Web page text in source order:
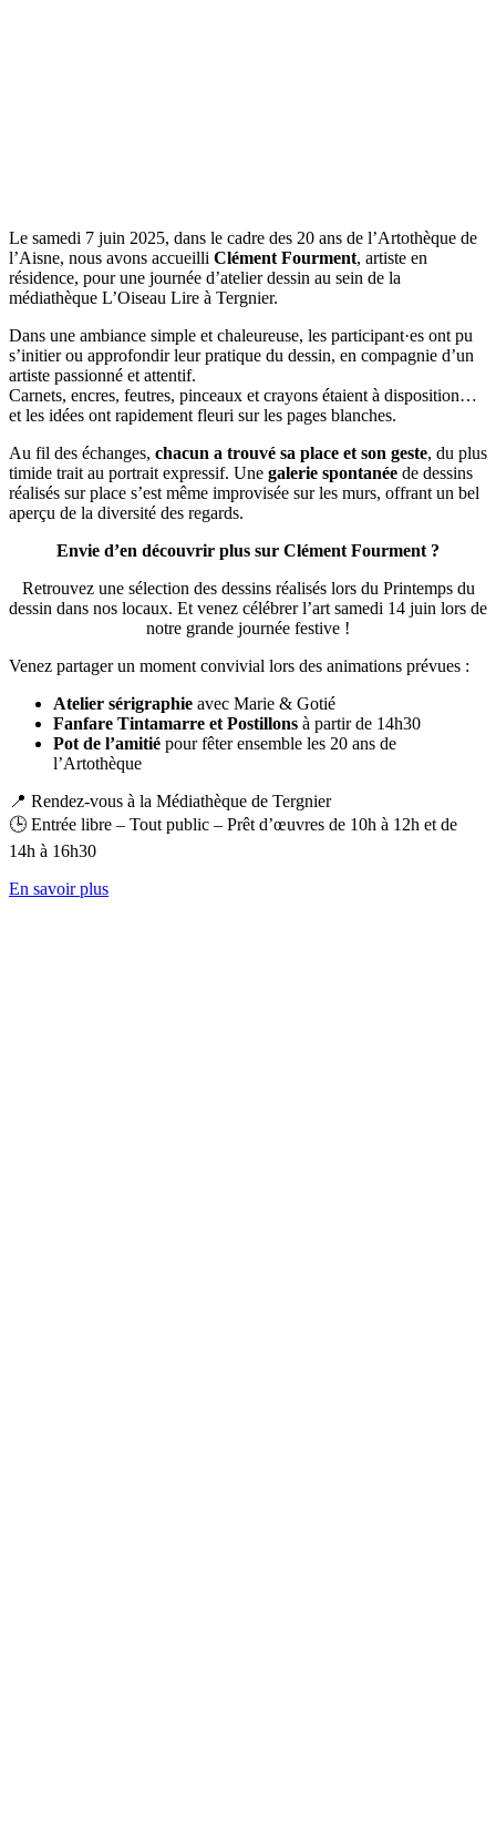
Le samedi 7 juin 2025, dans le cadre des 20 ans de l’Artothèque de
l’Aisne, nous avons accueilli Clément Fourment, artiste en
résidence, pour une journée d’atelier dessin au sein de la
médiathèque L’Oiseau Lire à Tergnier.
Dans une ambiance simple et chaleureuse, les participant·es ont pu
s’initier ou approfondir leur pratique du dessin, en compagnie d’un
artiste passionné et attentif.
Carnets, encres, feutres, pinceaux et crayons étaient à disposition…
et les idées ont rapidement fleuri sur les pages blanches.
Au fil des échanges, chacun a trouvé sa place et son geste, du plus
timide trait au portrait expressif. Une galerie spontanée de dessins
réalisés sur place s’est même improvisée sur les murs, offrant un bel
aperçu de la diversité des regards.
Envie d’en découvrir plus sur Clément Fourment ?
Retrouvez une sélection des dessins réalisés lors du Printemps du
dessin dans nos locaux. Et venez célébrer l’art samedi 14 juin lors de
notre grande journée festive !
Venez partager un moment convivial lors des animations prévues :
Atelier sérigraphie avec Marie & Gotié
Fanfare Tintamarre et Postillons à partir de 14h30
Pot de l’amitié pour fêter ensemble les 20 ans de
l’Artothèque
📍 Rendez-vous à la Médiathèque de Tergnier
🕒 Entrée libre – Tout public – Prêt d’œuvres de 10h à 12h et de
14h à 16h30
En savoir plus